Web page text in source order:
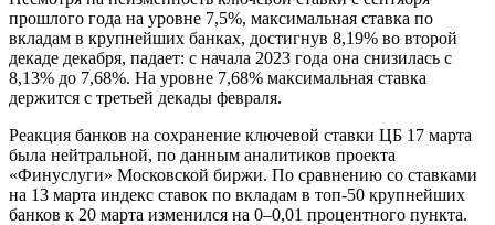
прошлого года на уровне 7,5%, максимальная ставка по
вкладам в крупнейших банках, достигнув 8,19% во второй
декаде декабря, падает: с начала 2023 года она снизилась с
8,13% до 7,68%. На уровне 7,68% максимальная ставка
держится с третьей декады февраля.
Реакция банков на сохранение ключевой ставки ЦБ 17 марта
была нейтральной, по данным аналитиков проекта
«Финуслуги» Московской биржи. По сравнению со ставками
на 13 марта индекс ставок по вкладам в топ-50 крупнейших
банков к 20 марта изменился на 0–0,01 процентного пункта.